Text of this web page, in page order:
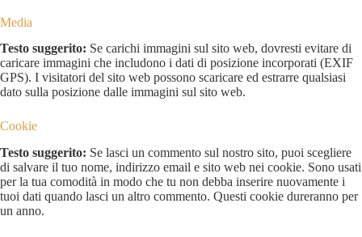
Media
Testo suggerito: Se carichi immagini sul sito web, dovresti evitare di
caricare immagini che includono i dati di posizione incorporati (EXIF
GPS). I visitatori del sito web possono scaricare ed estrarre qualsiasi
dato sulla posizione dalle immagini sul sito web.
Cookie
Testo suggerito: Se lasci un commento sul nostro sito, puoi scegliere
di salvare il tuo nome, indirizzo email e sito web nei cookie. Sono usati
per la tua comodità in modo che tu non debba inserire nuovamente i
tuoi dati quando lasci un altro commento. Questi cookie dureranno per
un anno.